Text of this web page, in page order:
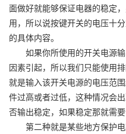
面做好就能够保证电器的稳定
用，所以说按键开关的电压十
的具体内容。
如果你所使用的开关电源输
因素引起，所以我们只能使用
就是输入该开关电源的电压范
件过高或者过低，这种情况会
否输出稳定，如果稳定那就需
第二种就是某些地方保护电